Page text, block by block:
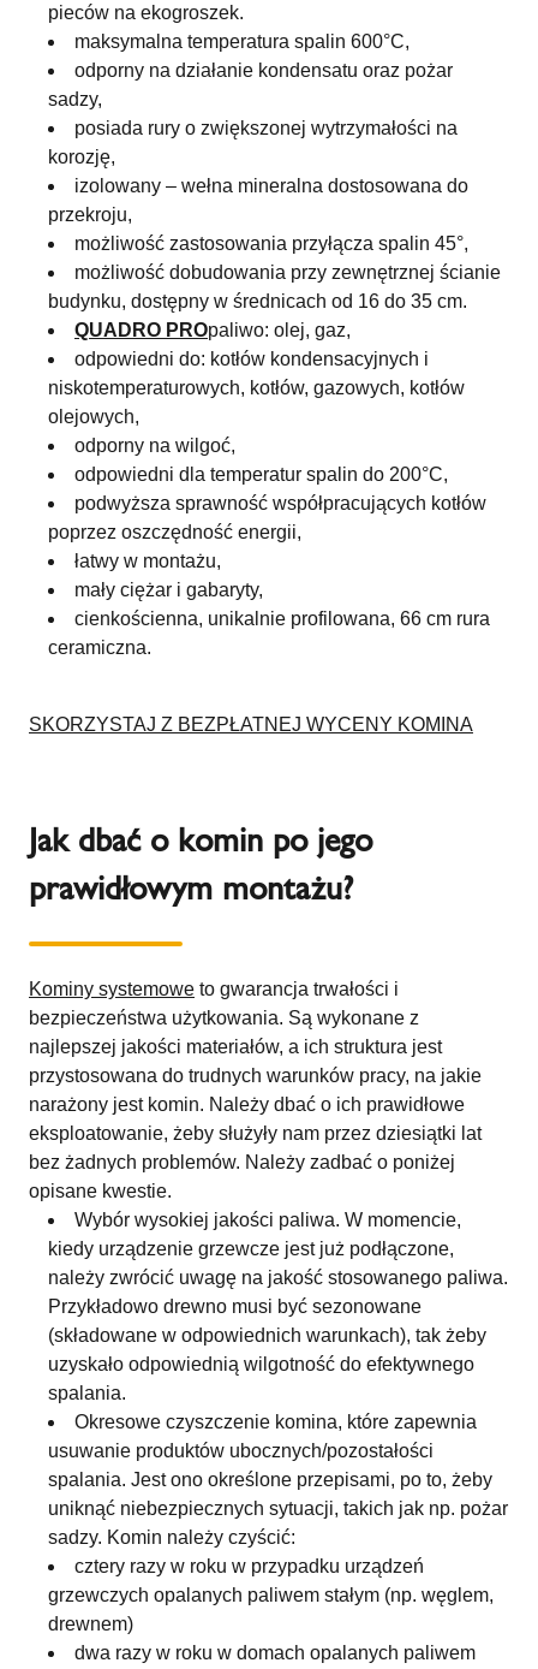
pieców na ekogroszek.
maksymalna temperatura spalin 600°C,
odporny na działanie kondensatu oraz pożar
sadzy,
posiada rury o zwiększonej wytrzymałości na
korozję,
izolowany – wełna mineralna dostosowana do
przekroju,
możliwość zastosowania przyłącza spalin 45°,
możliwość dobudowania przy zewnętrznej ścianie
budynku, dostępny w średnicach od 16 do 35 cm.
QUADRO PROpaliwo: olej, gaz,
odpowiedni do: kotłów kondensacyjnych i
niskotemperaturowych, kotłów, gazowych, kotłów
olejowych,
odporny na wilgoć,
odpowiedni dla temperatur spalin do 200°C,
podwyższa sprawność współpracujących kotłów
poprzez oszczędność energii,
łatwy w montażu,
mały ciężar i gabaryty,
cienkościenna, unikalnie profilowana, 66 cm rura
ceramiczna.
SKORZYSTAJ Z BEZPŁATNEJ WYCENY KOMINA
Jak dbać o komin po jego
prawidłowym montażu?
Kominy systemowe to gwarancja trwałości i
bezpieczeństwa użytkowania. Są wykonane z
najlepszej jakości materiałów, a ich struktura jest
przystosowana do trudnych warunków pracy, na jakie
narażony jest komin. Należy dbać o ich prawidłowe
eksploatowanie, żeby służyły nam przez dziesiątki lat
bez żadnych problemów. Należy zadbać o poniżej
opisane kwestie.
Wybór wysokiej jakości paliwa. W momencie,
kiedy urządzenie grzewcze jest już podłączone,
należy zwrócić uwagę na jakość stosowanego paliwa.
Przykładowo drewno musi być sezonowane
(składowane w odpowiednich warunkach), tak żeby
uzyskało odpowiednią wilgotność do efektywnego
spalania.
Okresowe czyszczenie komina, które zapewnia
usuwanie produktów ubocznych/pozostałości
spalania. Jest ono określone przepisami, po to, żeby
uniknąć niebezpiecznych sytuacji, takich jak np. pożar
sadzy. Komin należy czyścić:
cztery razy w roku w przypadku urządzeń
grzewczych opalanych paliwem stałym (np. węglem,
drewnem)
dwa razy w roku w domach opalanych paliwem